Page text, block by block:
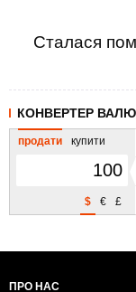
Сталася
КОНВЕРТЕР
продати купити
£
€
$
ПРО НАС